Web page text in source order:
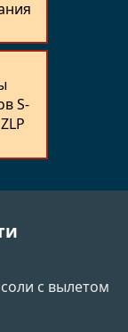
S-
с вылетом